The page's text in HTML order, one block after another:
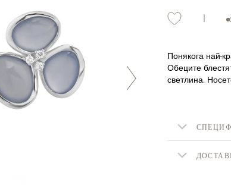
Понякога най-
Обеците
светлина.